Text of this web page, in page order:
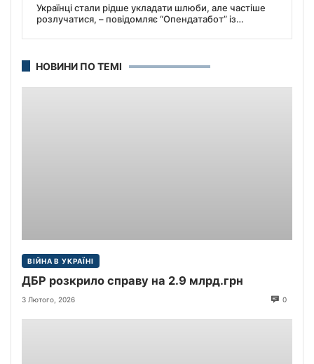
Українці стали рідше укладати шлюби, але частіше
розлучатися, – повідомляє “Опендатабот” із
НОВИНИ ПО ТЕМІ
ВІЙНА В УКРАЇНІ
ДБР розкрило справу на 2.9 млрд.грн
3 Лютого, 2026 0